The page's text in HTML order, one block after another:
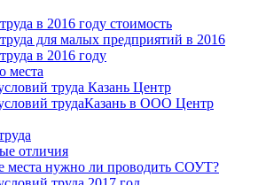
в 2016 году стоимость
для малых предприятий в 2016
в 2016 году
места
труда Казань Центр
трудаКазань в ООО Центр
отличия
места нужно ли проводить СОУТ?